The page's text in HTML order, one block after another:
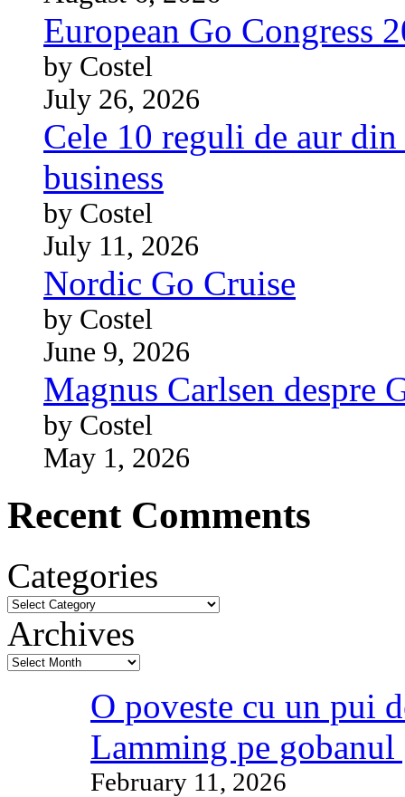
European Go Congress
by Costel
July 26, 2026
Cele 10 reguli de aur
business
by Costel
July 11, 2026
Nordic Go Cruise
by Costel
June 9, 2026
Magnus Carlsen despre
by Costel
May 1, 2026
Recent Comments
Categories
Archives
O poveste cu un pui
Lamming pe gobanul
February 11, 2026